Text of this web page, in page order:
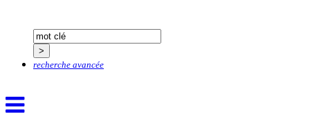
recherche avancée
Fisset Christine
FitzGerald Edward
Foucard Marie